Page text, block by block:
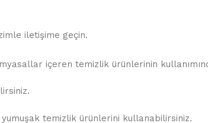
iletişime geçin.
içeren temizlik ürünlerinin
temizlik ürünlerini kullanabilirsiniz.